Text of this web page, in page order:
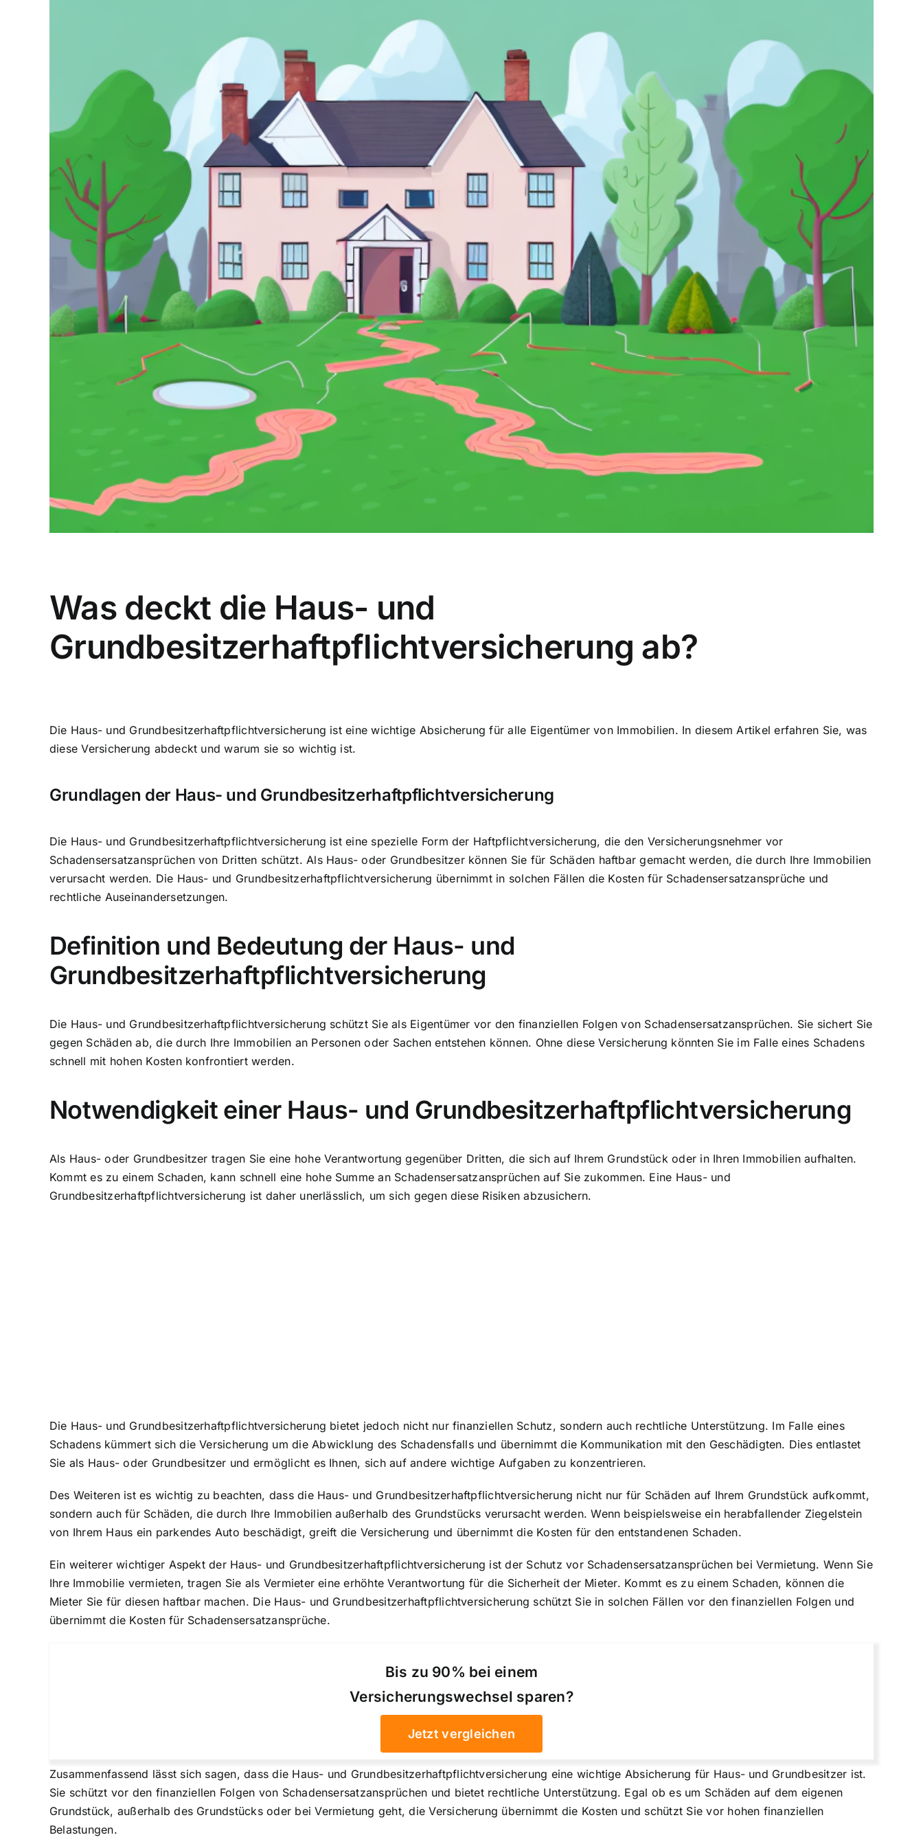
Was deckt die Haus- und
Grundbesitzerhaftpflichtversicherung ab?
Die Haus- und Grundbesitzerhaftpflichtversicherung ist eine wichtige Absicherung für alle Eigentümer von Immobilien. In diesem Artikel erfahren Sie, was
diese Versicherung abdeckt und warum sie so wichtig ist.
Grundlagen der Haus- und Grundbesitzerhaftpflichtversicherung
Die Haus- und Grundbesitzerhaftpflichtversicherung ist eine spezielle Form der Haftpflichtversicherung, die den Versicherungsnehmer vor
Schadensersatzansprüchen von Dritten schützt. Als Haus- oder Grundbesitzer können Sie für Schäden haftbar gemacht werden, die durch Ihre Immobilien
verursacht werden. Die Haus- und Grundbesitzerhaftpflichtversicherung übernimmt in solchen Fällen die Kosten für Schadensersatzansprüche und
rechtliche Auseinandersetzungen.
Definition und Bedeutung der Haus- und
Grundbesitzerhaftpflichtversicherung
Die Haus- und Grundbesitzerhaftpflichtversicherung schützt Sie als Eigentümer vor den finanziellen Folgen von Schadensersatzansprüchen. Sie sichert Sie
gegen Schäden ab, die durch Ihre Immobilien an Personen oder Sachen entstehen können. Ohne diese Versicherung könnten Sie im Falle eines Schadens
schnell mit hohen Kosten konfrontiert werden.
Notwendigkeit einer Haus- und Grundbesitzerhaftpflichtversicherung
Als Haus- oder Grundbesitzer tragen Sie eine hohe Verantwortung gegenüber Dritten, die sich auf Ihrem Grundstück oder in Ihren Immobilien aufhalten.
Kommt es zu einem Schaden, kann schnell eine hohe Summe an Schadensersatzansprüchen auf Sie zukommen. Eine Haus- und
Grundbesitzerhaftpflichtversicherung ist daher unerlässlich, um sich gegen diese Risiken abzusichern.
Die Haus- und Grundbesitzerhaftpflichtversicherung bietet jedoch nicht nur finanziellen Schutz, sondern auch rechtliche Unterstützung. Im Falle eines
Schadens kümmert sich die Versicherung um die Abwicklung des Schadensfalls und übernimmt die Kommunikation mit den Geschädigten. Dies entlastet
Sie als Haus- oder Grundbesitzer und ermöglicht es Ihnen, sich auf andere wichtige Aufgaben zu konzentrieren.
Des Weiteren ist es wichtig zu beachten, dass die Haus- und Grundbesitzerhaftpflichtversicherung nicht nur für Schäden auf Ihrem Grundstück aufkommt,
sondern auch für Schäden, die durch Ihre Immobilien außerhalb des Grundstücks verursacht werden. Wenn beispielsweise ein herabfallender Ziegelstein
von Ihrem Haus ein parkendes Auto beschädigt, greift die Versicherung und übernimmt die Kosten für den entstandenen Schaden.
Ein weiterer wichtiger Aspekt der Haus- und Grundbesitzerhaftpflichtversicherung ist der Schutz vor Schadensersatzansprüchenbei Vermietung. Wenn Sie
Ihre Immobilie vermieten, tragen Sie als Vermieter eine erhöhte Verantwortung für die Sicherheit der Mieter. Kommt es zu einem Schaden, können die
Mieter Sie für diesen haftbar machen. Die Haus- und Grundbesitzerhaftpflichtversicherung schützt Sie in solchen Fällen vor den finanziellen Folgen und
übernimmt die Kosten für Schadensersatzansprüche.
Bis zu 90% bei einem
Versicherungswechsel sparen?
Jetzt vergleichen
Zusammenfassend lässt sich sagen, dass die Haus- und Grundbesitzerhaftpflichtversicherung eine wichtige Absicherung für Haus- und Grundbesitzer ist.
Sie schützt vor den finanziellen Folgen von Schadensersatzansprüchen und bietet rechtliche Unterstützung. Egal ob es um Schäden auf dem eigenen
Grundstück, außerhalb des Grundstücks oder bei Vermietung geht, die Versicherung übernimmt die Kosten und schützt Sie vor hohen finanziellen
Belastungen.